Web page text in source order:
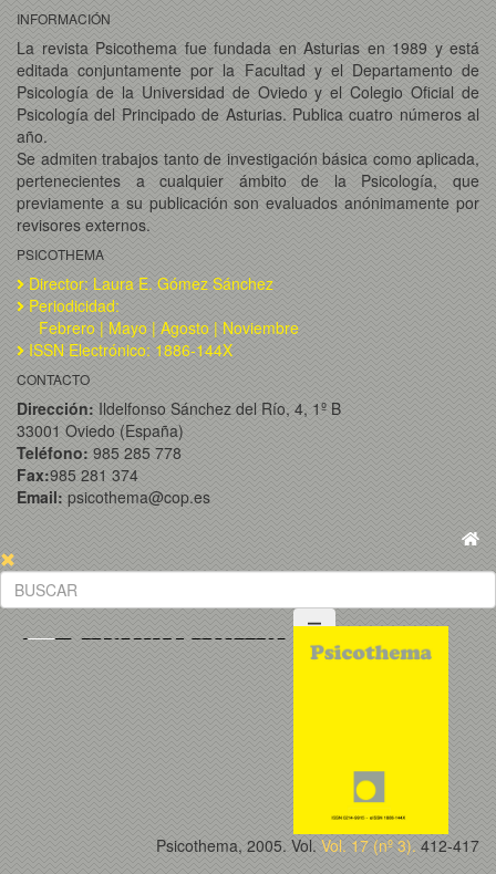
INFORMACIÓN
La revista Psicothema fue fundada en Asturias en 1989 y está
editada conjuntamente por la Facultad y el Departamento de
Psicología de la Universidad de Oviedo y el Colegio Oficial de
Psicología del Principado de Asturias. Publica cuatro números al
año.
Se admiten trabajos tanto de investigación básica como aplicada,
pertenecientes a cualquier ámbito de la Psicología, que
previamente a su publicación son evaluados anónimamente por
revisores externos.
PSICOTHEMA
Director: Laura E. Gómez Sánchez
Periodicidad:
Febrero | Mayo | Agosto | Noviembre
ISSN Electrónico: 1886-144X
CONTACTO
Dirección: Ildelfonso Sánchez del Río, 4, 1º B
33001 Oviedo (España)
Teléfono: 985 285 778
Fax:985 281 374
Email: psicothema@cop.es
Psicothema, 2005. Vol. Vol. 17 (nº 3). 412-417